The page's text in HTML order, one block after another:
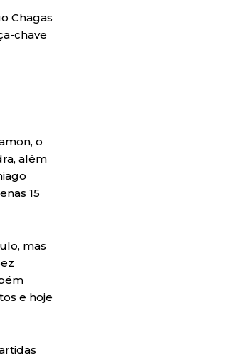
Chagas
chave
o
além
15
mas
e hoje